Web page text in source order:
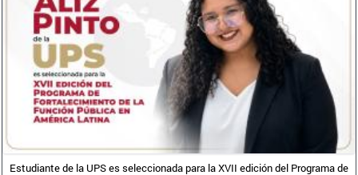
Estudiante de la UPS es seleccionada para la XVII edición del Programa de